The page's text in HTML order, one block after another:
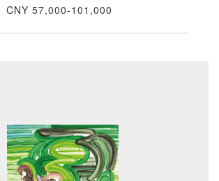
CNY 57,000-101,000